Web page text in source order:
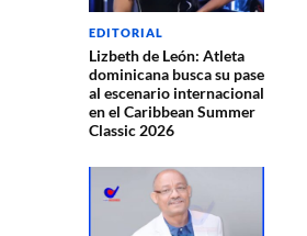
EDITORIAL
Lizbeth de León: Atleta
dominicana busca su pase
al escenario internacional
en el Caribbean Summer
Classic 2026